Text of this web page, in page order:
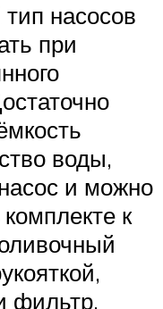
насосов
при
воды,
и можно
к
фильтр.